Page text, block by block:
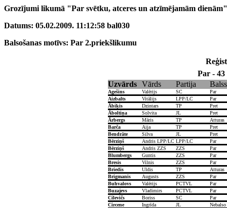
Grozījumi likumā "Par svētku, atceres un atzīmējamām
Datums: 05.02.2009. 11:12:58 bal030
Balsošanas motīvs: Par 2.priekšlikumu
Par - 43
Uzvārds
Vārds Partija Balss
Agešins Valērijs SC
Par
Aizbalts
Vitālijs LPP/LC
Par
Ābiķis
Dzintars TP
Pret
Āboltiņa
Solvita JL
Pret
Ārbergs
Māris TP
Atturas
Barča
Aija TP
Pret
Bendrāte
Silva JL
Pret
Bērziņš
Andris LPP/LC LPP/LC
Par
Bērziņš
Andris ZZS ZZS
Par
Blumbergs
Guntis ZZS
Par
Bresis
Vilnis ZZS
Par
Briedis
Uldis TP
Atturas
Brigmanis
Augusts ZZS
Par
Buhvalovs
Valērijs PCTVL
Par
Buzajevs
Vladimirs PCTVL
Par
Cilevičs
Boriss SC
Par
Circene
Ingrīda JL
Nebalso